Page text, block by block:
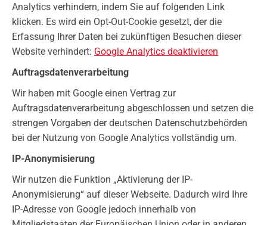
Analytics verhindern, indem Sie auf folgenden Link
klicken. Es wird ein Opt-Out-Cookie gesetzt, der die
Erfassung Ihrer Daten bei zukünftigen Besuchen dieser
Website verhindert: Google Analytics deaktivieren
Auftragsdatenverarbeitung
Wir haben mit Google einen Vertrag zur
Auftragsdatenverarbeitung abgeschlossen und setzen die
strengen Vorgaben der deutschen Datenschutzbehörden
bei der Nutzung von Google Analytics vollständig um.
IP-Anonymisierung
Wir nutzen die Funktion „Aktivierung der IP-
Anonymisierung“ auf dieser Webseite. Dadurch wird Ihre
IP-Adresse von Google jedoch innerhalb von